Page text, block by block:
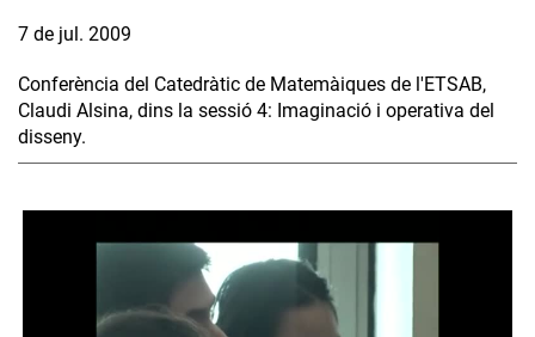
7 de jul. 2009
Conferència del Catedràtic de Matemàiques de l'ETSAB,
Claudi Alsina, dins la sessió 4: Imaginació i operativa del
disseny.